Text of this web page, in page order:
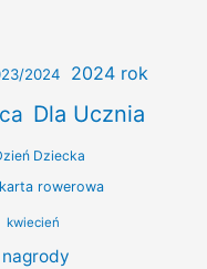
2024 2024 rok
Dla Ucznia
Dziecka
karta rowerowa
kwiecień
nagrody